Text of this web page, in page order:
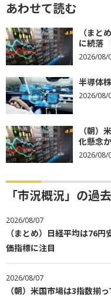
あわせて読む
（まと
に続落
2026/08/
半導体
2026/08/
（朝）
化懸念
2026/08/
「市況概況」の過
2026/08/07
（まとめ）日経平均は76
価指標に注目
2026/08/07
（朝）米国市場は3指数揃